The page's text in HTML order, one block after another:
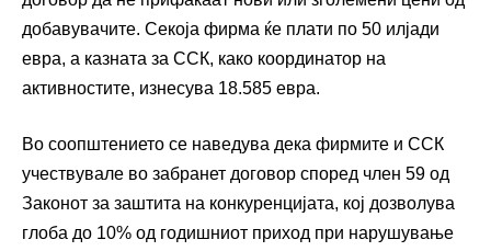
добавувачите. Секоја фирма ќе плати по 50 илјади
евра, а казната за ССК, како координатор на
активностите, изнесува 18.585 евра.
Во соопштението се наведува дека фирмите и ССК
учествувале во забранет договор според член 59 од
Законот за заштита на конкуренцијата, кој дозволува
глоба до 10% од годишниот приход при нарушување